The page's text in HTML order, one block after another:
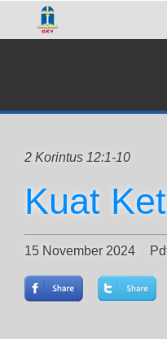
2 Korintus 12:1-10
Kuat
15 November 2024